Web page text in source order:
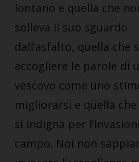
lontano e quella che
solleva il suo sguardo
dall’asfalto, quella che
accogliere le parole di
vescovo come uno
migliorarsi e quella
si indigna per
campo. Noi non